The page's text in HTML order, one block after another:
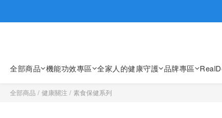
全部商品 機能功效專區 全家人的健康守護 品牌專區
全部商品 / 健康關注 / 素食保健系列